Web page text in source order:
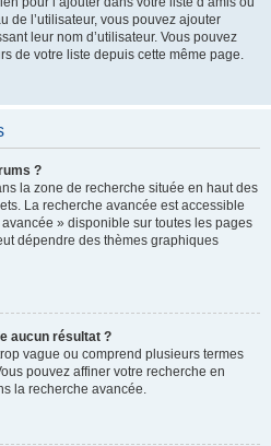
de l’utilisateur, vous pouvez ajouter
leur nom d’utilisateur. Vous pouvez
de votre liste depuis cette même page.
?
la zone de recherche située en haut des
La recherche avancée est accessible
» disponible sur toutes les pages
dépendre des thèmes graphiques
aucun résultat ?
vague ou comprend plusieurs termes
pouvez affiner votre recherche en
la recherche avancée.